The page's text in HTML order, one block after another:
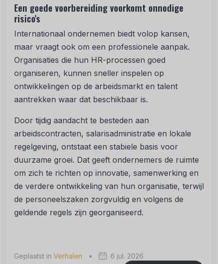
Een goede voorbereiding voorkomt onnodige
risico's
Internationaal ondernemen biedt volop kansen,
maar vraagt ook om een professionele aanpak.
Organisaties die hun HR-processen goed
organiseren, kunnen sneller inspelen op
ontwikkelingen op de arbeidsmarkt en talent
aantrekken waar dat beschikbaar is.
Door tijdig aandacht te besteden aan
arbeidscontracten, salarisadministratie en lokale
regelgeving, ontstaat een stabiele basis voor
duurzame groei. Dat geeft ondernemers de ruimte
om zich te richten op innovatie, samenwerking en
de verdere ontwikkeling van hun organisatie, terwijl
de personeelszaken zorgvuldig en volgens de
geldende regels zijn georganiseerd.
Geplaatst in Verhalen • 6 jul. 2026